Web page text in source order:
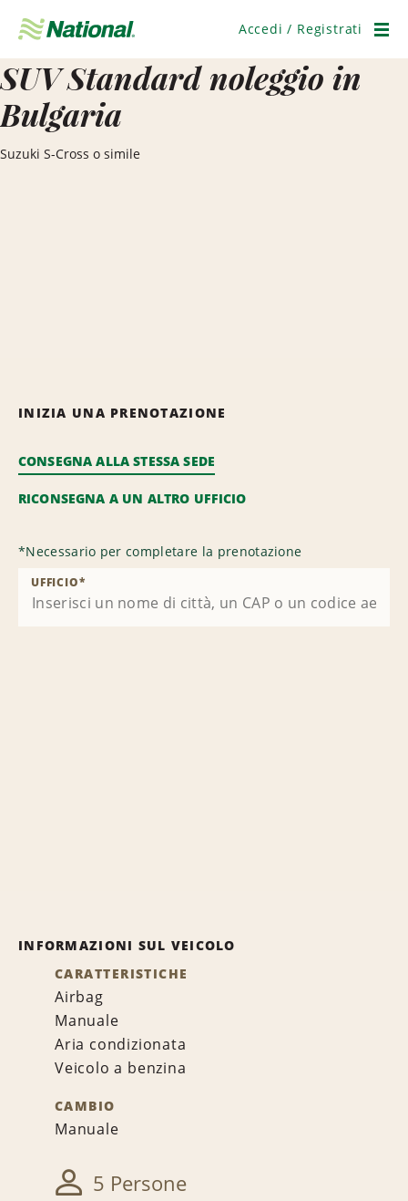
navigazione
Accedi / Registrati
SUV Standard noleggio in
Bulgaria
Suzuki S-Cross o simile
INIZIA UNA PRENOTAZIONE
CONSEGNA ALLA STESSA SEDE
RICONSEGNA A UN ALTRO UFFICIO
*Necessario per completare la prenotazione
UFFICIO*
INFORMAZIONI SUL VEICOLO
CARATTERISTICHE
Airbag
Manuale
Aria condizionata
Veicolo a benzina
CAMBIO
Manuale
5 Persone